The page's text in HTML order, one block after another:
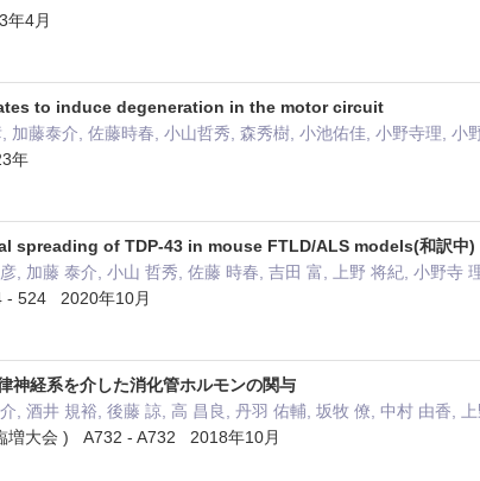
4月
to induce degeneration in the motor circuit
加藤泰介, 佐藤時春, 小山哲秀, 森秀樹, 小池佑佳, 小野寺理, 小
年
of TDP-43 in mouse FTLD/ALS models(和訳中)
, 加藤 泰介, 小山 哲秀, 佐藤 時春, 吉田 富, 上野 将紀, 小野寺
524 2020年10月
神経系を介した消化管ホルモンの関与
, 酒井 規裕, 後藤 諒, 高 昌良, 丹羽 佑輔, 坂牧 僚, 中村 由香,
増大会 ) A732 - A732 2018年10月